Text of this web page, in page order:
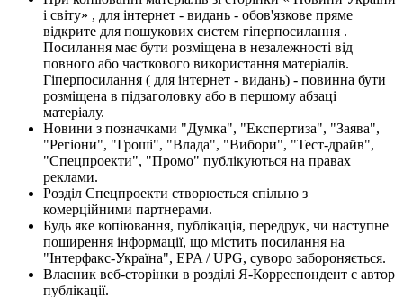
і світу» , для інтернет - видань - обов'язкове пряме
відкрите для пошукових систем гіперпосилання .
Посилання має бути розміщена в незалежності від
повного або часткового використання матеріалів.
Гіперпосилання ( для інтернет - видань) - повинна бути
розміщена в підзаголовку або в першому абзаці
матеріалу.
Новини з позначками "Думка", "Експертиза", "Заява",
"Регіони", "Гроші", "Влада", "Вибори", "Тест-драйв",
"Спецпроекти", "Промо" публікуються на правах
реклами.
Розділ Спецпроекти створюється спільно з
комерційними партнерами.
Будь яке копіювання, публікація, передрук, чи наступне
поширення інформації, що містить посилання на
"Інтерфакс-Україна", EPA / UPG, суворо забороняється.
Власник веб-сторінки в розділі Я-Корреспондент є автор
публікації.